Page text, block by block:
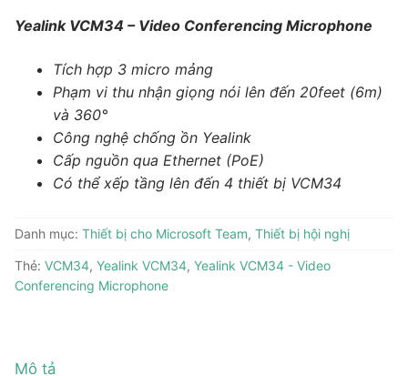
Yealink VCM34 – Video Conferencing Microphone
Tích hợp 3 micro mảng
Phạm vi thu nhận giọng nói lên đến 20feet (6m)
và 360°
Công nghệ chống ồn Yealink
Cấp nguồn qua Ethernet (PoE)
Có thể xếp tầng lên đến 4 thiết bị VCM34
Danh mục: Thiết bị cho Microsoft Team, Thiết bị hội nghị
Thẻ: VCM34, Yealink VCM34, Yealink VCM34 - Video
Conferencing Microphone
Mô tả